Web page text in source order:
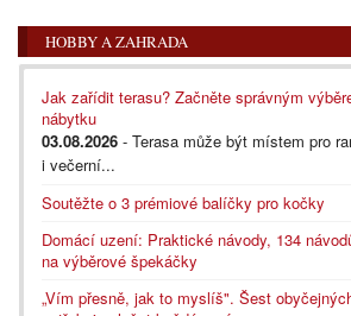
HOBBY A ZAHRADA
Jak zařídit terasu? Začněte správným
nábytku
03.08.2026 - Terasa může být místem pro
i večerní...
Soutěžte o 3 prémiové balíčky pro kočky
Domácí uzení: Praktické návody, 134
na výběrové špekáčky
„Vím přesně, jak to myslíš". Šest